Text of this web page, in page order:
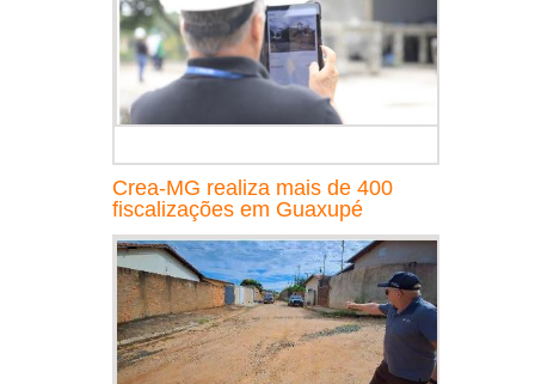
Crea-MG realiza mais de 400
fiscalizações em Guaxupé